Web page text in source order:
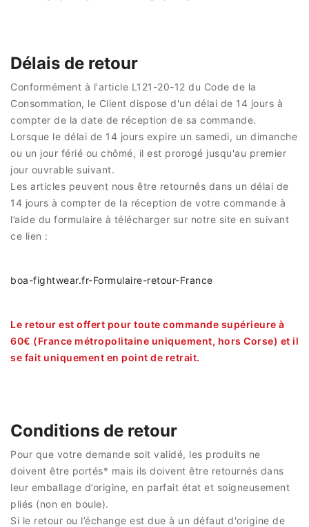
Délais de retour
Conformément à l'article L121-20-12 du Code de la
Consommation, le Client dispose d'un délai de 14 jours à
compter de la date de réception de sa commande.
Lorsque le délai de 14 jours expire un samedi, un dimanche
ou un jour férié ou chômé, il est prorogé jusqu'au premier
jour ouvrable suivant.
Les articles peuvent nous être retournés dans un délai de
14 jours à compter de la réception de votre commande à
l’aide du formulaire à télécharger sur notre site en suivant
ce lien :
boa-fightwear.fr-Formulaire-retour-France
Le retour est offert pour toute commande supérieure à
60€ (France métropolitaine uniquement, hors Corse) et il
se fait uniquement en point de retrait.
Conditions de retour
Pour que votre demande soit validé, les produits ne
doivent être portés* mais ils doivent être retournés dans
leur emballage d’origine, en parfait état et soigneusement
pliés (non en boule).
Si le retour ou l’échange est due à un défaut d'origine de